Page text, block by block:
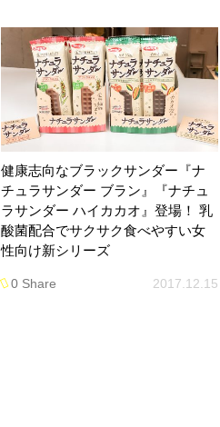
健康志向なブラックサンダー『ナ
チュラサンダー ブラン』『ナチュ
ラサンダー ハイカカオ』登場！ 乳
酸菌配合でサクサク食べやすい女
性向け新シリーズ
0 Share 2017.12.15